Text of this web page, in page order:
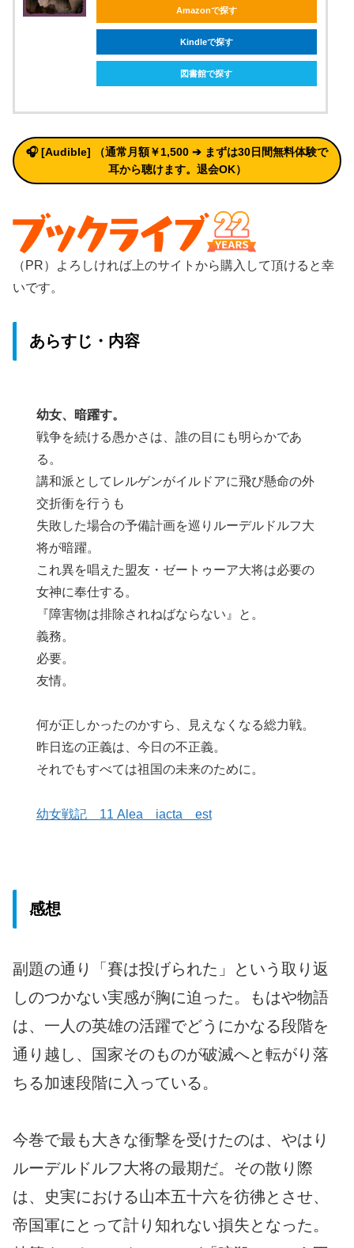
Amazonで探す
Kindleで探す
図書館で探す
🎧 [Audible] （通常月額￥1,500 ➔ まずは30日間無料体験で
耳から聴けます。退会OK）
（PR）よろしければ上のサイトから購入して頂けると幸
いです。
あらすじ・内容
幼女、暗躍す。
戦争を続ける愚かさは、誰の目にも明らかであ
る。
講和派としてレルゲンがイルドアに飛び懸命の外
交折衝を行うも
失敗した場合の予備計画を巡りルーデルドルフ大
将が暗躍。
これ異を唱えた盟友・ゼートゥーア大将は必要の
女神に奉仕する。
『障害物は排除されねばならない』と。
義務。
必要。
友情。
何が正しかったのかすら、見えなくなる総力戦。
昨日迄の正義は、今日の不正義。
それでもすべては祖国の未来のために。
幼女戦記 11 Alea iacta est
感想
副題の通り「賽は投げられた」という取り返
しのつかない実感が胸に迫った。もはや物語
は、一人の英雄の活躍でどうにかなる段階を
通り越し、国家そのものが破滅へと転がり落
ちる加速段階に入っている。
今巻で最も大きな衝撃を受けたのは、やはり
ルーデルドルフ大将の最期だ。その散り際
は、史実における山本五十六を彷彿とさせ、
帝国軍にとって計り知れない損失となった。